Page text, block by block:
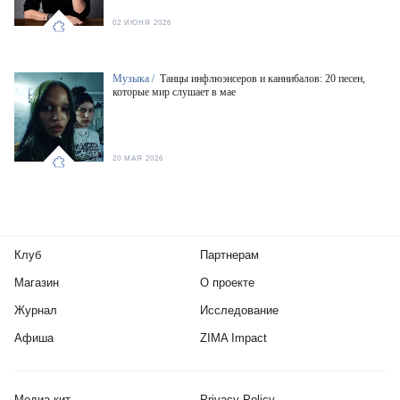
02 ИЮНЯ 2026
Музыка / Танцы инфлюэнсеров и каннибалов: 20 песен,
которые мир слушает в мае
20 МАЯ 2026
Клуб
Магазин
Журнал
Афиша
Партнерам
О проекте
Исследование
ZIMA Impact